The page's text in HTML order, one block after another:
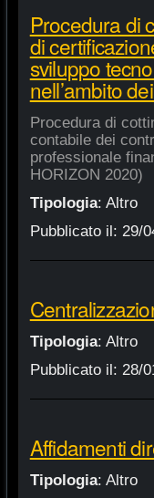
Procedura di
di
sviluppo
nell’ambito
Procedura di
contabile dei
professionale
HORIZON 2020)
Tipologia: Altro
Pubblicato il: 29/
Tipologia: Altro
Pubblicato il: 28/
Affidamenti
Tipologia: Altro